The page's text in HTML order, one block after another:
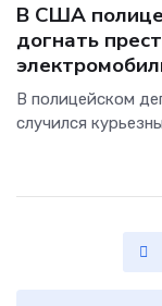
В США
догнать
В полицейском
случился